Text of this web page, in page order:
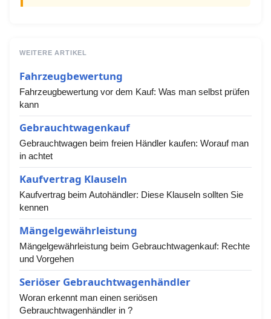
WEITERE ARTIKEL
Fahrzeugbewertung
Fahrzeugbewertung vor dem Kauf: Was man selbst prüfen
kann
Gebrauchtwagenkauf
Gebrauchtwagen beim freien Händler kaufen: Worauf man
in achtet
Kaufvertrag Klauseln
Kaufvertrag beim Autohändler: Diese Klauseln sollten Sie
kennen
Mängelgewährleistung
Mängelgewährleistung beim Gebrauchtwagenkauf: Rechte
und Vorgehen
Seriöser Gebrauchtwagenhändler
Woran erkennt man einen seriösen
Gebrauchtwagenhändler in ?